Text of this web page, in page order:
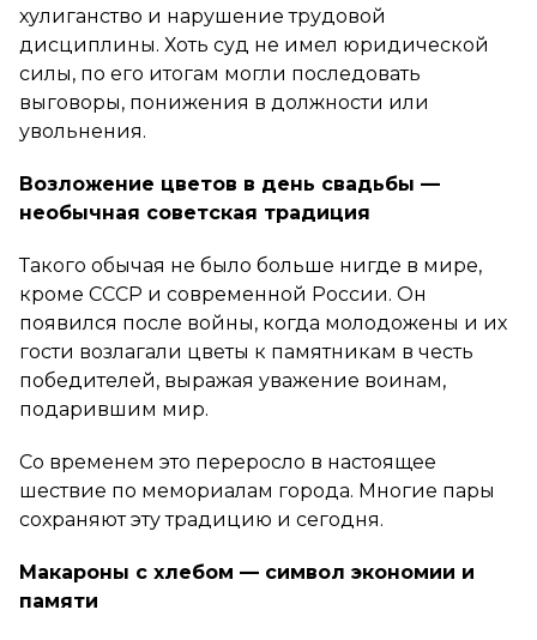
хулиганство и нарушение трудовой
дисциплины. Хоть суд не имел юридической
силы, по его итогам могли последовать
выговоры, понижения в должности или
увольнения.
Возложение цветов в день свадьбы —
необычная советская традиция
Такого обычая не было больше нигде в мире,
кроме СССР и современной России. Он
появился после войны, когда молодожены и их
гости возлагали цветы к памятникам в честь
победителей, выражая уважение воинам,
подарившим мир.
Со временем это переросло в настоящее
шествие по мемориалам города. Многие пары
сохраняют эту традицию и сегодня.
Макароны с хлебом — символ экономии и
памяти